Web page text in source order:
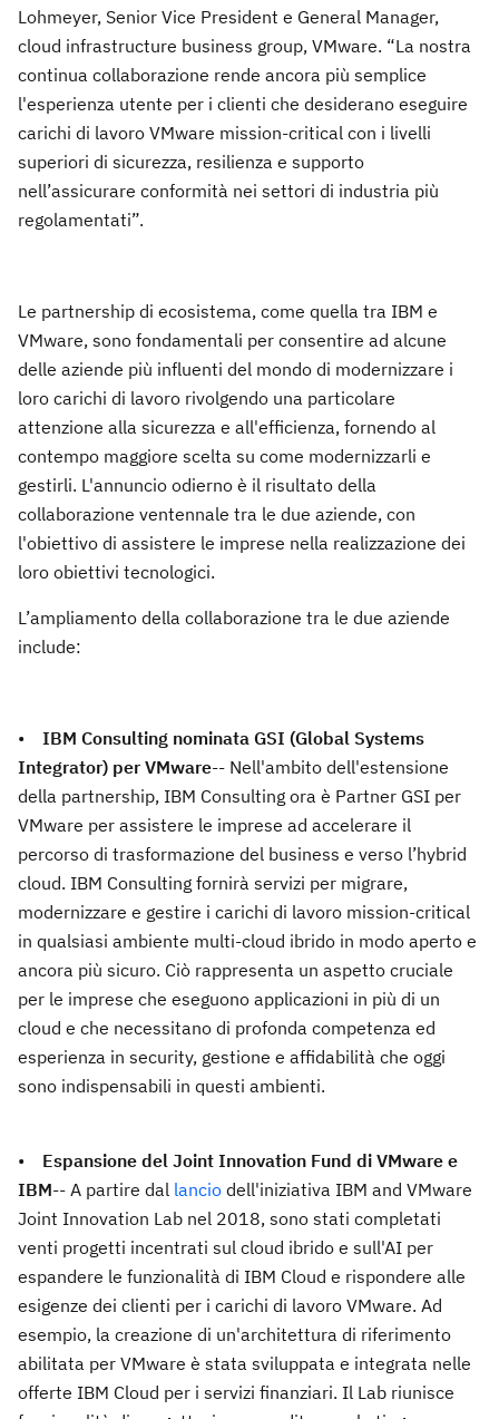
Lohmeyer, Senior Vice President e General Manager,
cloud infrastructure business group, VMware. “La nostra
continua collaborazione rende ancora più semplice
l'esperienza utente per i clienti che desiderano eseguire
carichi di lavoro VMware mission-critical con i livelli
superiori di sicurezza, resilienza e supporto
nell’assicurare conformità nei settori di industria più
regolamentati”.
Le partnership di ecosistema, come quella tra IBM e
VMware, sono fondamentali per consentire ad alcune
delle aziende più influenti del mondo di modernizzare i
loro carichi di lavoro rivolgendo una particolare
attenzione alla sicurezza e all'efficienza, fornendo al
contempo maggiore scelta su come modernizzarli e
gestirli. L'annuncio odierno è il risultato della
collaborazione ventennale tra le due aziende, con
l'obiettivo di assistere le imprese nella realizzazione dei
loro obiettivi tecnologici.
L’ampliamento della collaborazione tra le due aziende
include:
• IBM Consulting nominata GSI (Global Systems
Integrator) per VMware-- Nell'ambito dell'estensione
della partnership, IBM Consulting ora è Partner GSI per
VMware per assistere le imprese ad accelerare il
percorso di trasformazione del business e verso l’hybrid
cloud. IBM Consulting fornirà servizi per migrare,
modernizzare e gestire i carichi di lavoro mission-critical
in qualsiasi ambiente multi-cloud ibrido in modo aperto e
ancora più sicuro. Ciò rappresenta un aspetto cruciale
per le imprese che eseguono applicazioni in più di un
cloud e che necessitano di profonda competenza ed
esperienza in security, gestione e affidabilità che oggi
sono indispensabili in questi ambienti.
• Espansione del Joint Innovation Fund di VMware e
IBM-- A partire dal lancio dell'iniziativa IBM and VMware
Joint Innovation Lab nel 2018, sono stati completati
venti progetti incentrati sul cloud ibrido e sull'AI per
espandere le funzionalità di IBM Cloud e rispondere alle
esigenze dei clienti per i carichi di lavoro VMware. Ad
esempio, la creazione di un'architettura di riferimento
abilitata per VMware è stata sviluppata e integrata nelle
offerte IBM Cloud per i servizi finanziari. Il Lab riunisce